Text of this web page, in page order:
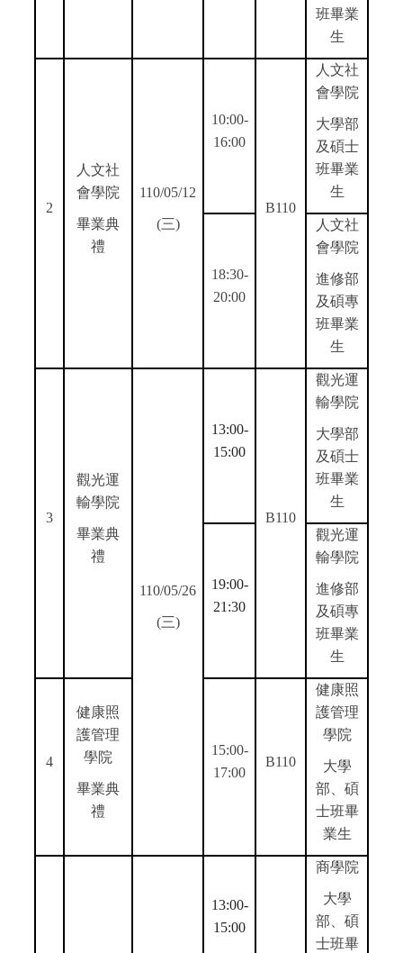
班畢業
生
2
人文社
會學院
畢業典
禮
110/05/12
(三)
10:00-
16:00
B110
人文社
會學院
大學部
及碩士
班畢業
生
18:30-
20:00
人文社
會學院
進修部
及碩專
班畢業
生
3
觀光運
輸學院
畢業典
禮
110/05/26
(三)
13:00-
15:00
B110
觀光運
輸學院
大學部
及碩士
班畢業
生
19:00-
21:30
觀光運
輸學院
進修部
及碩專
班畢業
生
4
健康照
護管理
學院
畢業典
禮
15:00-
17:00
B110
健康照
護管理
學院
大學
部、 碩
士班畢
業生
13:00-
15:00
商學院
大學
部、碩
士班畢